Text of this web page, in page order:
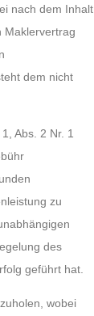
nach dem Inhalt
Maklervertrag
dem nicht
Abs. 2 Nr. 1
zu
des
geführt hat.
wobei